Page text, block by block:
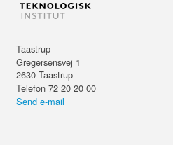
Taastrup
Gregersensvej 1
2630 Taastrup
Telefon 72 20 20 00
Send e-mail